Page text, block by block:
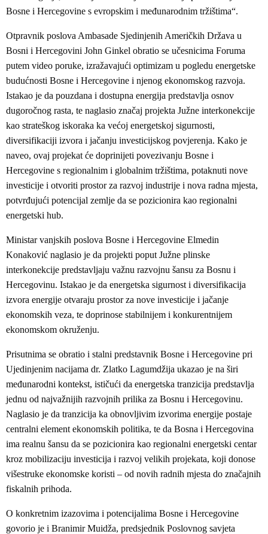
Bosne i Hercegovine s evropskim i međunarodnim tržištima“.
Otpravnik poslova Ambasade Sjedinjenih Američkih Država u
Bosni i Hercegovini John Ginkel obratio se učesnicima Foruma
putem video poruke, izražavajući optimizam u pogledu energetske
budućnosti Bosne i Hercegovine i njenog ekonomskog razvoja.
Istakao je da pouzdana i dostupna energija predstavlja osnov
dugoročnog rasta, te naglasio značaj projekta Južne interkonekcije
kao strateškog iskoraka ka većoj energetskoj sigurnosti,
diversifikaciji izvora i jačanju investicijskog povjerenja. Kako je
naveo, ovaj projekat će doprinijeti povezivanju Bosne i
Hercegovine s regionalnim i globalnim tržištima, potaknuti nove
investicije i otvoriti prostor za razvoj industrije i nova radna mjesta,
potvrđujući potencijal zemlje da se pozicionira kao regionalni
energetski hub.
Ministar vanjskih poslova Bosne i Hercegovine Elmedin
Konaković naglasio je da projekti poput Južne plinske
interkonekcije predstavljaju važnu razvojnu šansu za Bosnu i
Hercegovinu. Istakao je da energetska sigurnost i diversifikacija
izvora energije otvaraju prostor za nove investicije i jačanje
ekonomskih veza, te doprinose stabilnijem i konkurentnijem
ekonomskom okruženju.
Prisutnima se obratio i stalni predstavnik Bosne i Hercegovine pri
Ujedinjenim nacijama dr. Zlatko Lagumdžija ukazao je na širi
međunarodni kontekst, ističući da energetska tranzicija predstavlja
jednu od najvažnijih razvojnih prilika za Bosnu i Hercegovinu.
Naglasio je da tranzicija ka obnovljivim izvorima energije postaje
centralni element ekonomskih politika, te da Bosna i Hercegovina
ima realnu šansu da se pozicionira kao regionalni energetski centar
kroz mobilizaciju investicija i razvoj velikih projekata, koji donose
višestruke ekonomske koristi – od novih radnih mjesta do značajnih
fiskalnih prihoda.
O konkretnim izazovima i potencijalima Bosne i Hercegovine
govorio je i Branimir Muidža, predsjednik Poslovnog savjeta